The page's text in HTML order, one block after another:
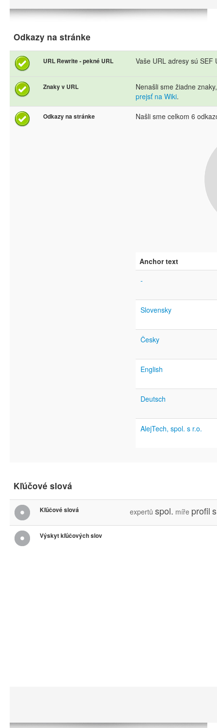
Odkazy na stránke
URL Rewrite - pekné URL Vaše URL adresy sú
Znaky v URL
Nenašli sme žiadne
prejsť na Wiki.
Odkazy na stránke Našli sme celkom 6
Anchor text
-
Slovensky
Česky
English
Deutsch
AlejTech, spol. s r.o.
Kľúčové slová
Kľúčové slová expertů spol. míře profil
Výskyt kľúčových slov